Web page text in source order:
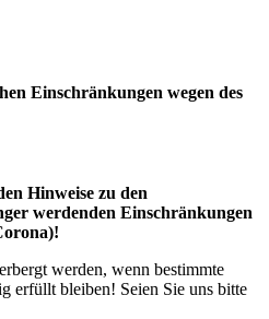
Ein­schränk­ungen wegen des
Hinweise zu den
werdenden Einschränkungen
werden, wenn bestimmte
erfüllt bleiben! Seien Sie uns bitte